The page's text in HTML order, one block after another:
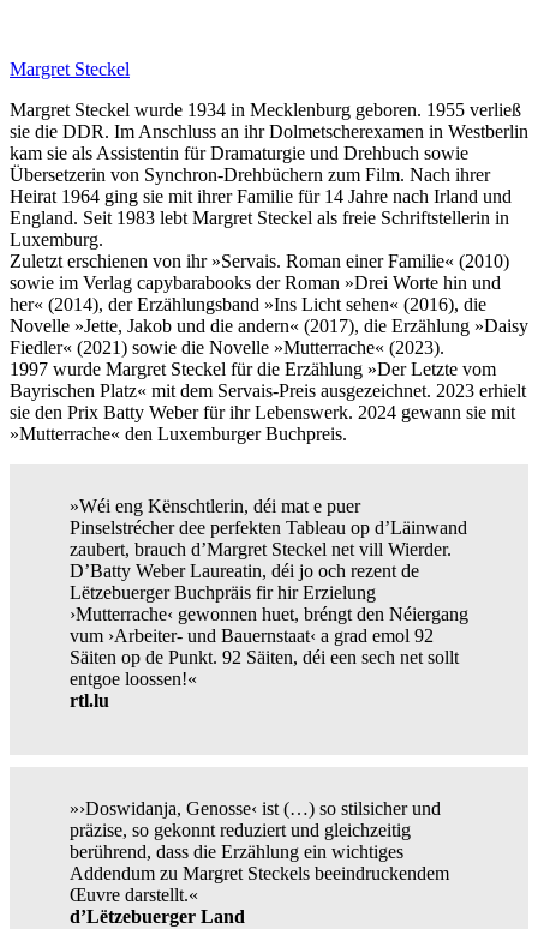
Margret Steckel
Margret Steckel wurde 1934 in Mecklenburg geboren. 1955 verließ
sie die DDR. Im Anschluss an ihr Dolmetscherexamen in Westberlin
kam sie als Assistentin für Dramaturgie und Drehbuch sowie
Übersetzerin von Synchron-Drehbüchern zum Film. Nach ihrer
Heirat 1964 ging sie mit ihrer Familie für 14 Jahre nach Irland und
England. Seit 1983 lebt Margret Steckel als freie Schriftstellerin in
Luxemburg.
Zuletzt erschienen von ihr »Servais. Roman einer Familie« (2010)
sowie im Verlag capybarabooks der Roman »Drei Worte hin und
her« (2014), der Erzählungsband »Ins Licht sehen« (2016), die
Novelle »Jette, Jakob und die andern« (2017), die Erzählung »Daisy
Fiedler« (2021) sowie die Novelle »Mutterrache« (2023).
1997 wurde Margret Steckel für die Erzählung »Der Letzte vom
Bayrischen Platz« mit dem Servais-Preis ausgezeichnet. 2023 erhielt
sie den Prix Batty Weber für ihr Lebenswerk. 2024 gewann sie mit
»Mutterrache« den Luxemburger Buchpreis.
»Wéi eng Kënschtlerin, déi mat e puer
Pinselstrécher dee perfekten Tableau op d’Läinwand
zaubert, brauch d’Margret Steckel net vill Wierder.
D’Batty Weber Laureatin, déi jo och rezent de
Lëtzebuerger Buchpräis fir hir Erzielung
›Mutterrache‹ gewonnen huet, bréngt den Néiergang
vum ›Arbeiter- und Bauernstaat‹ a grad emol 92
Säiten op de Punkt. 92 Säiten, déi een sech net sollt
entgoe loossen!«
rtl.lu
»›Doswidanja, Genosse‹ ist (…) so stilsicher und
präzise, so gekonnt reduziert und gleichzeitig
berührend, dass die Erzählung ein wichtiges
Addendum zu Margret Steckels beeindruckendem
Œuvre darstellt.«
d’Lëtzebuerger Land